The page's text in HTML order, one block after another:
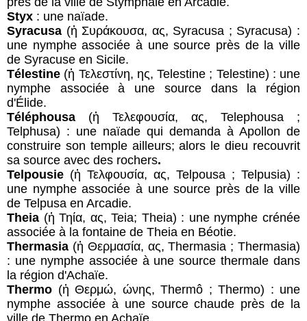
Styx : une naïade.
Syracusa (ἡ Συράκουσα, ας, Syracusa ; Syracusa) :
une nymphe associée à une source près de la ville
de Syracuse en Sicile.
Télestine (ἡ Τελεστίνη, ης, Telestine ; Telestine) : une
nymphe associée à une source dans la région
d'Élide.
Téléphousa (ἡ Τελεφουσία, ας, Telephousa ;
Telphusa) : une naïade qui demanda à Apollon de
construire son temple ailleurs; alors le dieu recouvrit
sa source avec des rochers.
Telpousie (ἡ Τελφουσία, ας, Telpousa ; Telpusia) :
une nymphe associée à une source près de la ville
de Telpusa en Arcadie.
Theia (ἡ Τηία, ας, Teia; Theia) : une nymphe crénée
associée à la fontaine de Theia en Béotie.
Thermasia (ἡ Θερμασία, ας, Thermasia ; Thermasia)
: une nymphe associée à une source thermale dans
la région d'Achaïe.
Thermo (ἡ Θερμώ, ώνης, Thermô ; Thermo) : une
nymphe associée à une source chaude près de la
ville de Thermo en Achaïe.